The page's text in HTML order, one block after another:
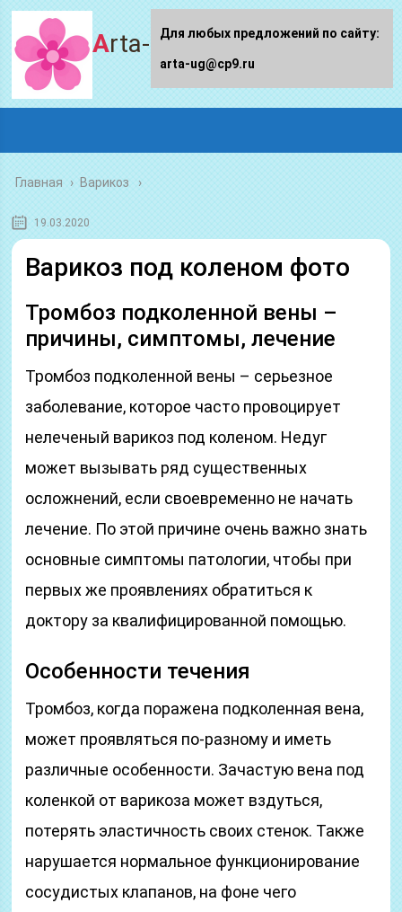
Arta-ug.ru
Главная › Варикоз
19.03.2020
Варикоз под коленом фото
Тромбоз подколенной вены –
причины, симптомы, лечение
Тромбоз подколенной вены – серьезное
заболевание, которое часто провоцирует
нелеченый варикоз под коленом. Недуг
может вызывать ряд существенных
осложнений, если своевременно не начать
лечение. По этой причине очень важно знать
основные симптомы патологии, чтобы при
первых же проявлениях обратиться к
доктору за квалифицированной помощью.
Особенности течения
Тромбоз, когда поражена подколенная вена,
может проявляться по-разному и иметь
различные особенности. Зачастую вена под
коленкой от варикоза может вздуться,
потерять эластичность своих стенок. Также
нарушается нормальное функционирование
сосудистых клапанов, на фоне чего
Для любых предложений по сайту:
arta-ug@cp9.ru